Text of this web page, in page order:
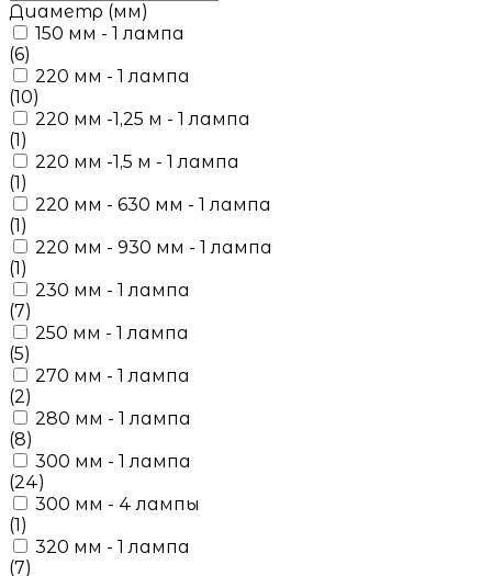
Диаметр (мм)
150 мм - 1 лампа
(6)
220 мм - 1 лампа
(10)
220 мм -1,25 м - 1 лампа
(1)
220 мм -1,5 м - 1 лампа
(1)
220 мм - 630 мм - 1 лампа
(1)
220 мм - 930 мм - 1 лампа
(1)
230 мм - 1 лампа
(7)
250 мм - 1 лампа
(5)
270 мм - 1 лампа
(2)
280 мм - 1 лампа
(8)
300 мм - 1 лампа
(24)
300 мм - 4 лампы
(1)
320 мм - 1 лампа
(7)